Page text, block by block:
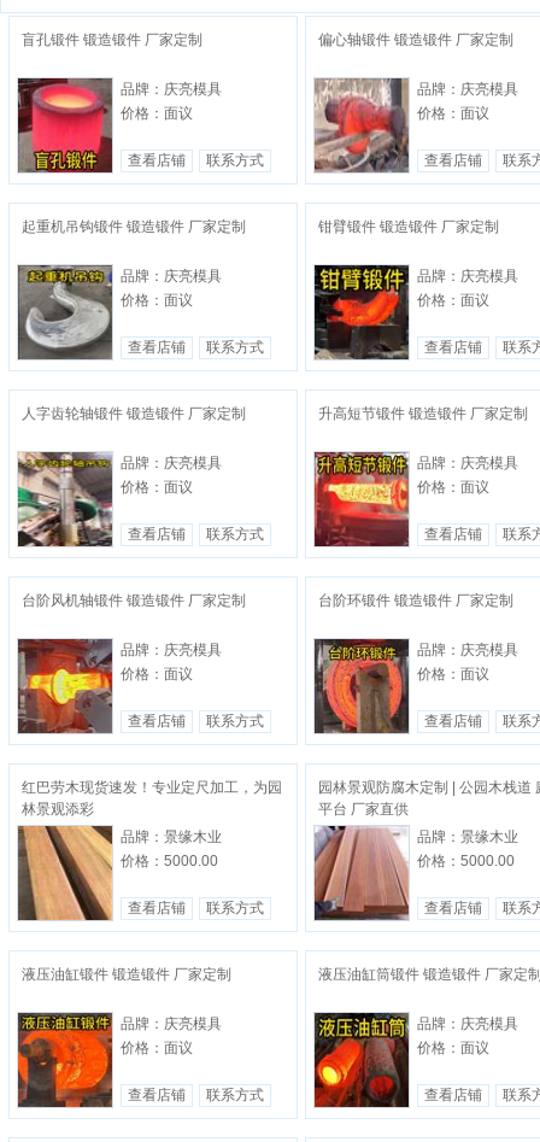
盲孔锻件 锻造锻件 厂家定制
品牌：庆亮模具
价格：面议
查看店铺 联系方式
偏心轴锻件 锻造锻件 厂家定制
品牌：庆亮模具
价格：面议
查看店铺 联系
起重机吊钩锻件 锻造锻件 厂家定制
品牌：庆亮模具
价格：面议
查看店铺 联系方式
钳臂锻件 锻造锻件 厂家定制
品牌：庆亮模具
价格：面议
查看店铺 联系
人字齿轮轴锻件 锻造锻件 厂家定制
品牌：庆亮模具
价格：面议
查看店铺 联系方式
升高短节锻件 锻造锻件 厂家定制
品牌：庆亮模具
价格：面议
查看店铺 联系
台阶风机轴锻件 锻造锻件 厂家定制
品牌：庆亮模具
价格：面议
查看店铺 联系方式
台阶环锻件 锻造锻件 厂家定制
品牌：庆亮模具
价格：面议
查看店铺 联系
红巴劳木现货速发！专业定尺加工，为园
林景观添彩
品牌：景缘木业
价格：5000.00
查看店铺 联系方式
园林景观防腐木定制 | 公园木栈道
平台 厂家直供
品牌：景缘木业
价格：5000.00
查看店铺 联系
液压油缸锻件 锻造锻件 厂家定制
品牌：庆亮模具
价格：面议
查看店铺 联系方式
液压油缸筒锻件 锻造锻件 厂家定
品牌：庆亮模具
价格：面议
查看店铺 联系